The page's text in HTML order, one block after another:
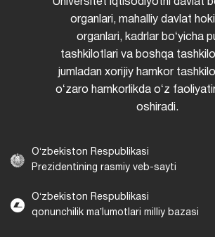
Universitet iqtisodiyotni davlat
organlari, mahalliy davlat
organlari, kadrlar boʻyicha
tashkilotlari va boshqa
jumladan xorijiy hamkor
oʻzaro hamkorlikda oʻz
oshiradi.
Oʻzbekiston Respublikasi
Prezidentining rasmiy veb-sayti
Oʻzbekiston Respublikasi
qonunchilik maʼlumotlari milliy bazasi